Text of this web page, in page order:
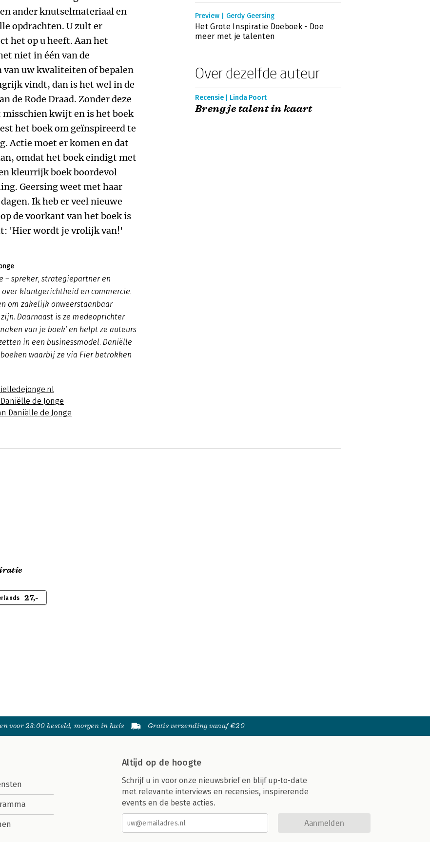
ander knutselmateriaal en
opdrachten. U zult er
het op u heeft. Aan het
niet in één van de
van uw kwaliteiten of bepalen
vindt, dan is het wel in de
de Rode Draad. Zonder deze
kwijt en is het boek
het boek om geïnspireerd te
Actie moet er komen en dat
omdat het boek eindigt met
kleurrijk boek boordevol
Geersing weet met haar
Ik heb er veel nieuwe
de voorkant van het boek is
'Hier wordt je vrolijk van!'
– spreker, strategiepartner en
klantgerichtheid en commercie.
om zakelijk onweerstaanbaar
Daarnaast is ze medeoprichter
van je boek’ en helpt ze auteurs
in een businessmodel. Daniëlle
waarbij ze via Fier betrokken
de Jonge
Daniëlle de Jonge
Preview | Gerdy Geersing
Het Grote Inspiratie Doeboek - Doe
meer met je talenten
Over dezelfde auteur
Recensie | Linda Poort
Breng je talent in kaart
27,-
voor 23:00 besteld, morgen in huis Gratis verzending vanaf €20
Altijd op de hoogte
Schrijf u in voor onze nieuwsbrief en blijf up-to-date
met relevante interviews en recensies, inspirerende
events en de beste acties.
Aanmelden